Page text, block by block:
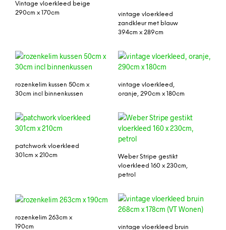
Vintage vloerkleed beige
290cm x 170cm
vintage vloerkleed
zandkleur met blauw
394cm x 289cm
rozenkelim kussen 50cm x
30cm incl binnenkussen
vintage vloerkleed,
oranje, 290cm x 180cm
patchwork vloerkleed
301cm x 210cm
Weber Stripe gestikt
vloerkleed 160 x 230cm,
petrol
rozenkelim 263cm x
190cm
vintage vloerkleed bruin